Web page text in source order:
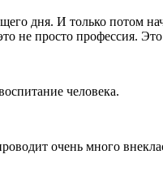
дня. И только потом
не просто профессия.
человека.
очень много